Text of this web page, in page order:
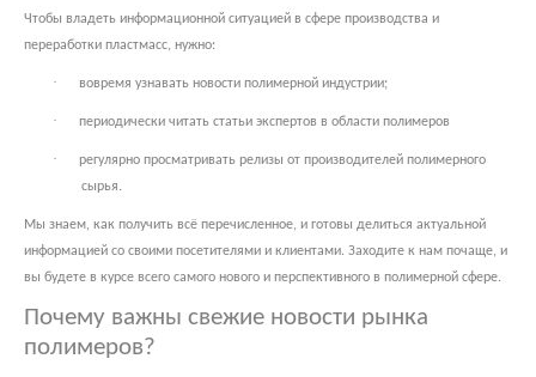
Чтобы владеть информационной ситуацией в сфере производства и
переработки пластмасс, нужно:
· вовремя узнавать новости полимерной индустрии;
· периодически читать статьи экспертов в области полимеров
·
регулярно просматривать релизы от производителей полимерного
сырья.
Мы знаем, как получить всё перечисленное, и готовы делиться актуальной
информацией со своими посетителями и клиентами. Заходите к нам почаще, и
вы будете в курсе всего самого нового и перспективного в полимерной сфере.
Почему важны свежие новости рынка
полимеров?